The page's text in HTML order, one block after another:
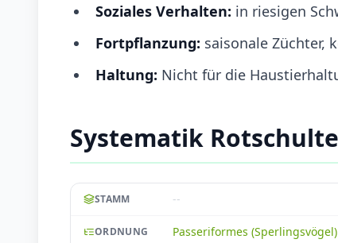
Soziales Verhalten: in riesigen
Fortpflanzung: saisonale Züchter,
Haltung: Nicht für die
Systematik
STAMM --
ORDNUNG Passeriformes (Sperlingsvögel)